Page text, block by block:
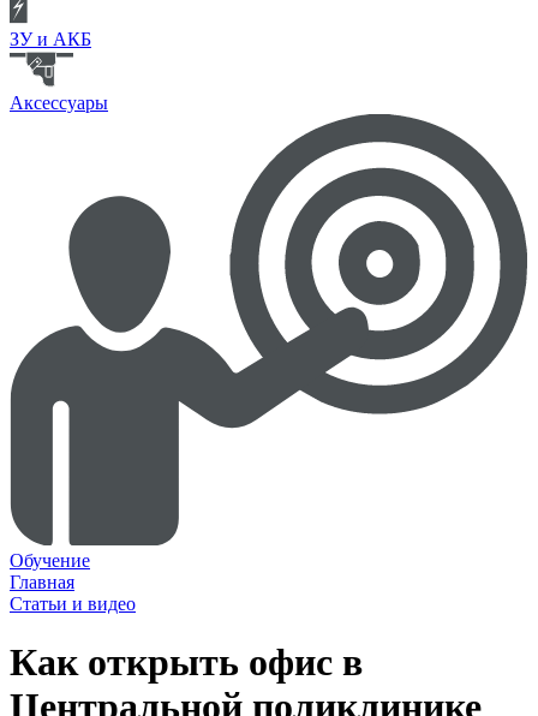
ЗУ и АКБ
Аксессуары
Обучение
Главная
Статьи и видео
Как открыть офис в
Центральной поликлинике